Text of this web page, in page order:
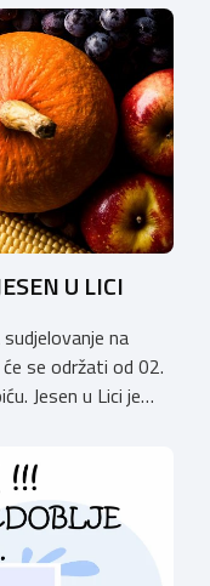
na Zagrebačkom
groomere,
iz cijele Hrvatske,
U LICI
na
se održati od 02.
Jesen u Lici je
Ličko-senjske